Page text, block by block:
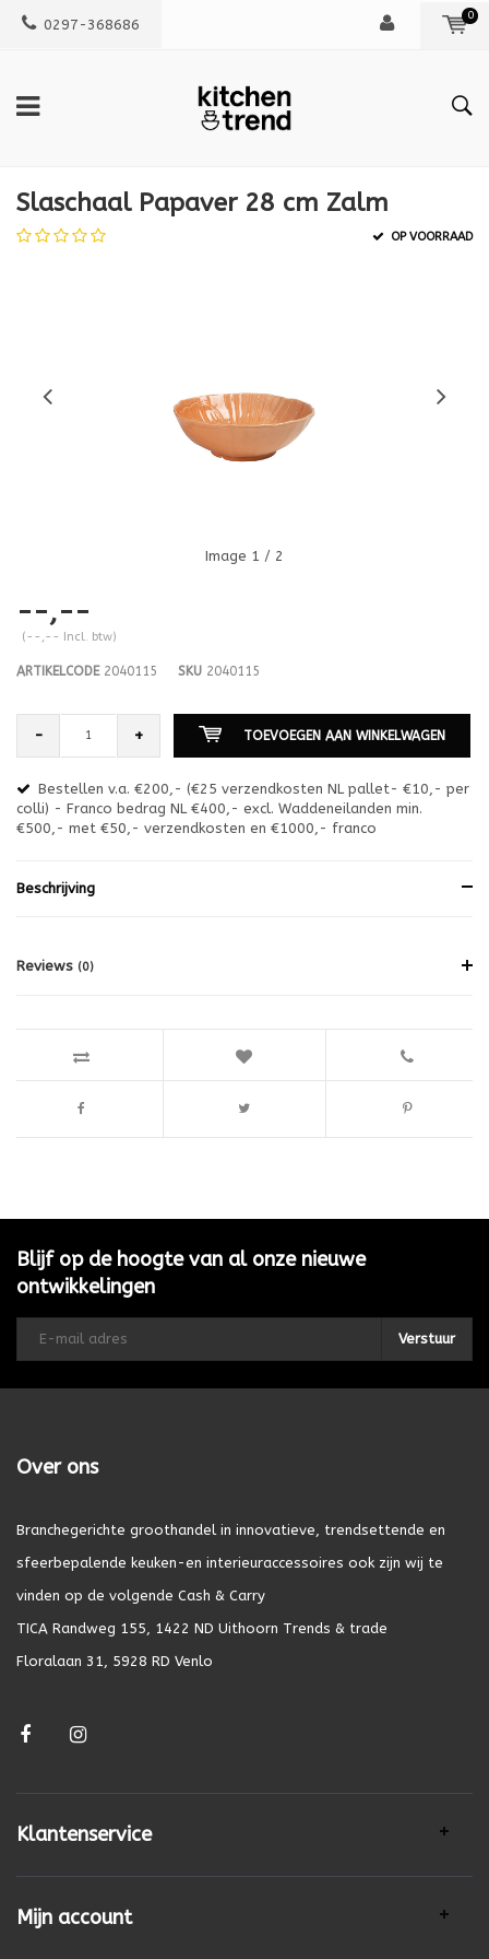
0297-368686
0
Slaschaal Papaver 28 cm Zalm
OP VOORRAAD
Image 1 / 2
--,--
(--,-- Incl. btw)
ARTIKELCODE2040115 SKU 2040115
- + TOEVOEGEN AAN WINKELWAGEN
Bestellen v.a. €200,- (€25 verzendkosten NL pallet- €10,- per
colli) - Franco bedrag NL €400,- excl. Waddeneilanden min.
€500,- met €50,- verzendkosten en €1000,- franco
Beschrijving
Reviews (0)
Blijf op de hoogte van al onze nieuwe
ontwikkelingen
Verstuur
Over ons
Branchegerichte groothandel in innovatieve, trendsettende en
sfeerbepalende keuken-en interieuraccessoires ook zijn wij te
vinden op de volgende Cash & Carry
TICA Randweg 155, 1422 ND Uithoorn Trends & trade
Floralaan 31, 5928 RD Venlo
Klantenservice
Mijn account